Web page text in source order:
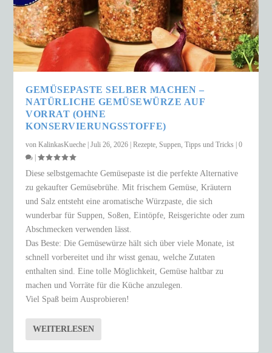
GEMÜSEPASTE SELBER MACHEN –
NATÜRLICHE GEMÜSEWÜRZE AUF
VORRAT (OHNE
KONSERVIERUNGSSTOFFE)
vonKalinkasKueche |Juli 26, 2026 |Rezepte,Suppen,Tipps und Tricks |0
|
Diese selbstgemachte Gemüsepaste ist die perfekte Alternative
zu gekaufter Gemüsebrühe. Mit frischem Gemüse, Kräutern
und Salz entsteht eine aromatische Würzpaste, die sich
wunderbar für Suppen, Soßen, Eintöpfe, Reisgerichte oder zum
Abschmecken verwenden lässt.
Das Beste: Die Gemüsewürze hält sich über viele Monate, ist
schnell vorbereitet und ihr wisst genau, welche Zutaten
enthalten sind. Eine tolle Möglichkeit, Gemüse haltbar zu
machen und Vorräte für die Küche anzulegen.
Viel Spaß beim Ausprobieren!
WEITERLESEN